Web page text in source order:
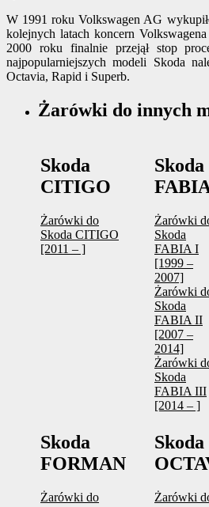
W 1991 roku Volkswagen AG
kolejnych latach koncern
2000 roku finalnie przejął stop
najpopularniejszych modeli Skoda
Octavia, Rapid i Superb.
Żarówki do innych
Skoda
CITIGO
Żarówki do
Skoda CITIGO
[2011 – ]
Skoda
Żarówki
Skoda
FABIA I
[1999 –
2007]
Żarówki
Skoda
FABIA II
[2007 –
2014]
Żarówki
Skoda
FABIA III
[2014 – ]
Skoda
FORMAN
Żarówki do
Skoda
Żarówki